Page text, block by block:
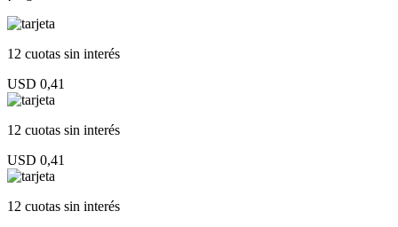
12 cuotas sin interés
USD 0,41
12 cuotas sin interés
USD 0,41
12 cuotas sin interés